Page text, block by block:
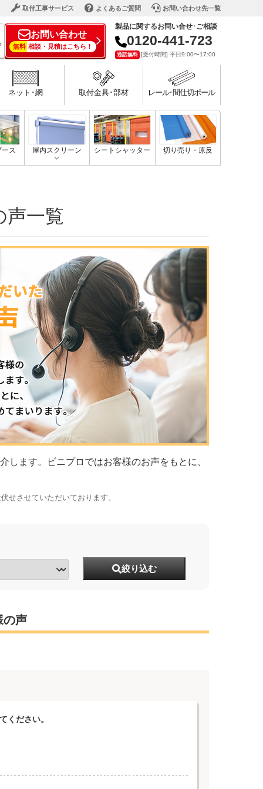
取付工事サービス よくあるご質問 お問い合わせ先一覧
お問い合わせ
無料 相談・見積はこちら！
製品に関するお問い合せ･ご相談
0120-441-723
通話無料 [受付時間] 平日9:00〜17:00
ネット･網 取付金具･部材 レール･間仕切ポール
ース 屋内スクリーン シートシャッター 切り売り・原反
声一覧
します。ビニプロではお客様のお声をもとに、
せさせていただいております。
絞り込む
の声
ください。